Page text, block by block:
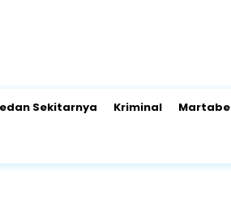
Sekitarnya Kriminal Martabe